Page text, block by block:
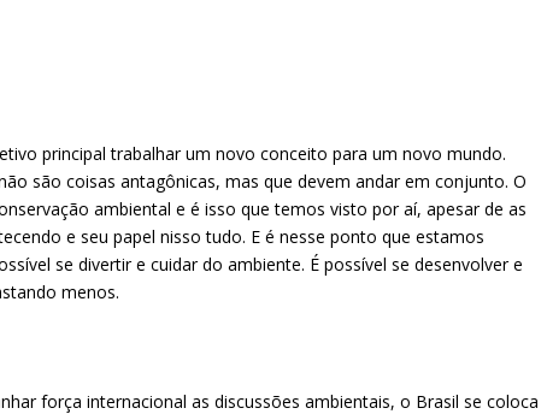
principal trabalhar um novo conceito para um novo mundo.
são coisas antagônicas, mas que devem andar em conjunto. O
ambiental e é isso que temos visto por aí, apesar de as
e seu papel nisso tudo. E é nesse ponto que estamos
se divertir e cuidar do ambiente. É possível se desenvolver e
menos.
força internacional as discussões ambientais, o Brasil se coloca